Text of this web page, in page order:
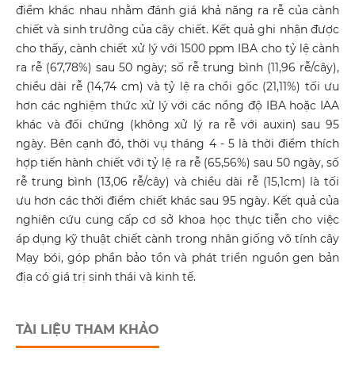
điểm khác nhau nhằm đánh giá khả năng ra rễ của cành
chiết và sinh trưởng của cây chiết. Kết quả ghi nhận được
cho thấy, cành chiết xử lý với 1500 ppm IBA cho tỷ lệ cành
ra rễ (67,78%) sau 50 ngày; số rễ trung bình (11,96 rễ/cây),
chiều dài rễ (14,74 cm) và tỷ lệ ra chồi gốc (21,11%) tối ưu
hơn các nghiệm thức xử lý với các nồng độ IBA hoặc IAA
khác và đối chứng (không xử lý ra rễ với auxin) sau 95
ngày. Bên cạnh đó, thời vụ tháng 4 - 5 là thời điểm thích
hợp tiến hành chiết với tỷ lệ ra rễ (65,56%) sau 50 ngày, số
rễ trung bình (13,06 rễ/cây) và chiều dài rễ (15,1cm) là tối
ưu hơn các thời điểm chiết khác sau 95 ngày. Kết quả của
nghiên cứu cung cấp cơ sở khoa học thực tiễn cho việc
áp dụng kỹ thuật chiết cành trong nhân giống vô tính cây
Mạy bói, góp phần bảo tồn và phát triển nguồn gen bản
địa có giá trị sinh thái và kinh tế.
TÀI LIỆU THAM KHẢO